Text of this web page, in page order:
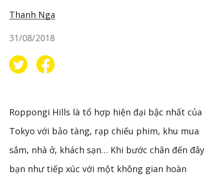
Thanh Nga
31/08/2018
Roppongi Hills là tổ hợp hiện đại bậc nhất của
Tokyo với bảo tàng, rạp chiếu phim, khu mua
sắm, nhà ở, khách sạn… Khi bước chân đến đây
bạn như tiếp xúc với một không gian hoàn